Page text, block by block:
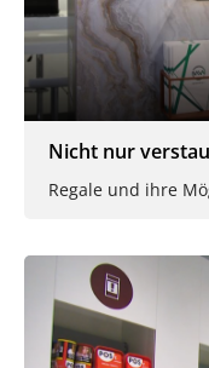
Nicht nur
Regale und ihre